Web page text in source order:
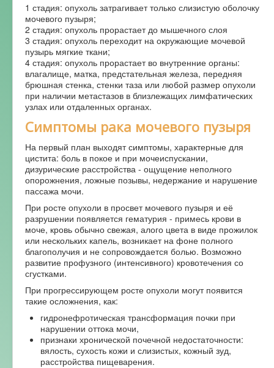
1 стадия: опухоль затрагивает только слизистую оболочку
мочевого пузыря;
2 стадия: опухоль прорастает до мышечного слоя
3 стадия: опухоль переходит на окружающие мочевой
пузырь мягкие ткани;
4 стадия: опухоль прорастает во внутренние органы:
влагалище, матка, предстательная железа, передняя
брюшная стенка, стенки таза или любой размер опухоли
при наличии метастазов в близлежащих лимфатических
узлах или отдаленных органах.
Симптомы рака мочевого пузыря
На первый план выходят симптомы, характерные для
цистита: боль в покое и при мочеиспускании,
дизурические расстройства - ощущение неполного
опорожнения, ложные позывы, недержание и нарушение
пассажа мочи.
При росте опухоли в просвет мочевого пузыря и её
разрушении появляется гематурия - примесь крови в
моче, кровь обычно свежая, алого цвета в виде прожилок
или нескольких капель, возникает на фоне полного
благополучия и не сопровождается болью. Возможно
развитие профузного (интенсивного) кровотечения со
сгустками.
При прогрессирующем росте опухоли могут появится
такие осложнения, как:
гидронефротическая трансформация почки при
нарушении оттока мочи,
признаки хронической почечной недостаточности:
вялость, сухость кожи и слизистых, кожный зуд,
расстройства пищеварения.